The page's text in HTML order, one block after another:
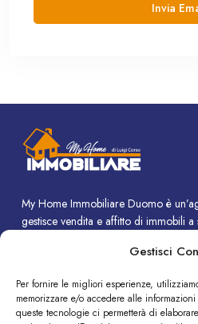
Gestisci
Per fornire le migliori esperienze,
memorizzare e/o accedere alle
queste tecnologie ci permetterà di
My Home Immobiliare Duomo è
gestisce vendita e affitto di immobili
CONTATTI
Piazza Duomo, 14 - Termini